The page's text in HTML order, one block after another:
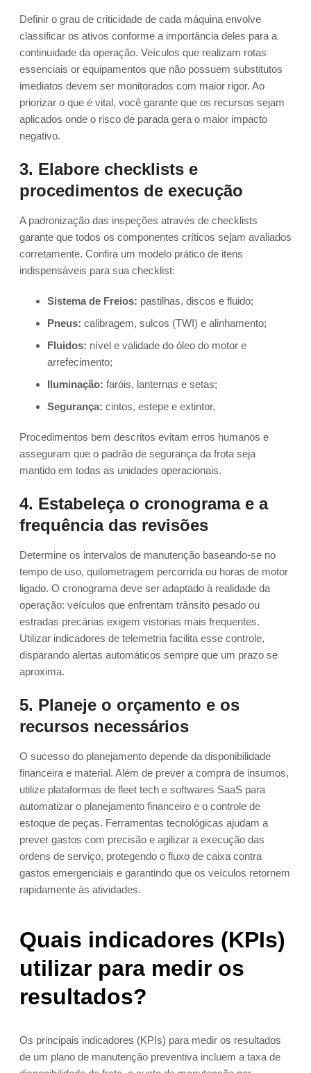
Definir o grau de criticidade de cada máquina envolve
classificar os ativos conforme a importância deles para a
continuidade da operação. Veículos que realizam rotas
essenciais or equipamentos que não possuem substitutos
imediatos devem ser monitorados com maior rigor. Ao
priorizar o que é vital, você garante que os recursos sejam
aplicados onde o risco de parada gera o maior impacto
negativo.
3. Elabore checklists e
procedimentos de execução
A padronização das inspeções através de checklists
garante que todos os componentes críticos sejam avaliados
corretamente. Confira um modelo prático de itens
indispensáveis para sua checklist:
Sistema de Freios: pastilhas, discos e fluido;
Pneus: calibragem, sulcos (TWI) e alinhamento;
Fluidos: nível e validade do óleo do motor e
arrefecimento;
Iluminação: faróis, lanternas e setas;
Segurança: cintos, estepe e extintor.
Procedimentos bem descritos evitam erros humanos e
asseguram que o padrão de segurança da frota seja
mantido em todas as unidades operacionais.
4. Estabeleça o cronograma e a
frequência das revisões
Determine os intervalos de manutenção baseando-se no
tempo de uso, quilometragem percorrida ou horas de motor
ligado. O cronograma deve ser adaptado à realidade da
operação: veículos que enfrentam trânsito pesado ou
estradas precárias exigem vistorias mais frequentes.
Utilizar indicadores de telemetria facilita esse controle,
disparando alertas automáticos sempre que um prazo se
aproxima.
5. Planeje o orçamento e os
recursos necessários
O sucesso do planejamento depende da disponibilidade
financeira e material. Além de prever a compra de insumos,
utilize plataformas de fleet tech e softwares SaaS para
automatizar o planejamento financeiro e o controle de
estoque de peças. Ferramentas tecnológicas ajudam a
prever gastos com precisão e agilizar a execução das
ordens de serviço, protegendo o fluxo de caixa contra
gastos emergenciais e garantindo que os veículos retornem
rapidamente às atividades.
Quais indicadores (KPIs)
utilizar para medir os
resultados?
Os principais indicadores (KPIs) para medir os resultados
de um plano de manutenção preventiva incluem a taxa de